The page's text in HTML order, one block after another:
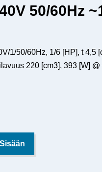
50/60Hz
1/50/60Hz, 1/6 [HP], t 4,5
220 [cm3], 393 [W] @